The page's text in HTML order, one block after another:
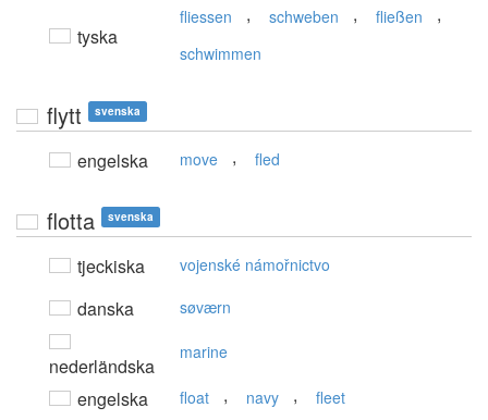
tyska
fliessen , schweben , fließen ,
schwimmen
flytt svenska
engelska move , fled
flotta svenska
tjeckiska vojenské námořnictvo
danska søværn
nederländska
marine
engelska float , navy , fleet